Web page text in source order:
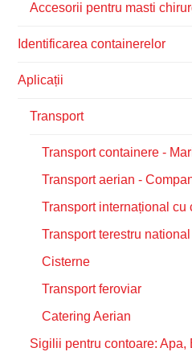
Accesorii pentru masti
Identificarea containerelor
Aplicații
Transport
Transport containere -
Transport aerian -
Transport internațional cu
Transport terestru national
Cisterne
Transport feroviar
Catering Aerian
Sigilii pentru contoare: Apa,